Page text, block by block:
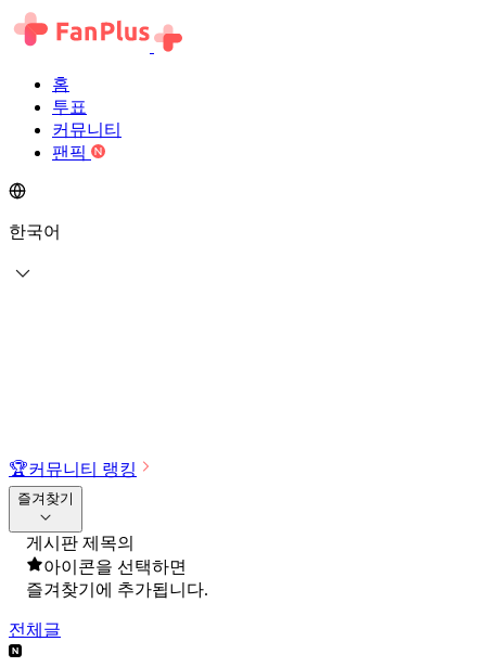
홈
투표
커뮤니티
팬픽
한국어
🏆커뮤니티 랭킹
즐겨찾기
게시판 제목의
아이콘을 선택하면
즐겨찾기에 추가됩니다.
전체글